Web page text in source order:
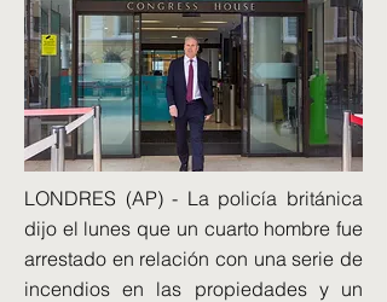
LONDRES (AP) - La policía británica
dijo el lunes que un cuarto hombre fue
arrestado en relación con una serie de
incendios en las propiedades y un